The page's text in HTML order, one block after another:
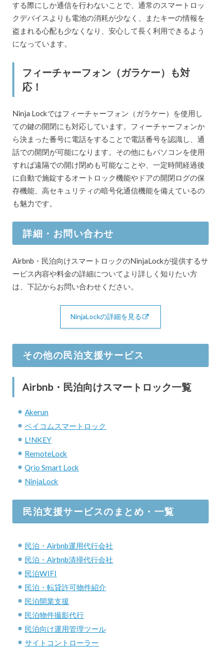
する際にしか通信を行わないことで、通常のスマートロッ
クデバイスよりも電池の消耗が少なく、またキーの情報を
盗まれる心配も少なくなり、安心して長く利用できるよう
になっています。
フィーチャーフォン（ガラケー）も対
応！
Ninja Lockではフィーチャーフォン（ガラケー）を使用し
ての鍵の開閉にも対応しています。フィーチャーフォンか
ら決まった番号に電話をすることで電話番号を認識し、通
話での開閉が可能になります。その他にもパソコンを使用
すれば遠隔での開け閉めも可能なことや、一定時間経過後
に自動で施錠するオートロック機能やドアの開閉ログの保
存機能、高セキュリティの暗号化通信機能を備えているの
も魅力です。
詳細・お問い合わせ
Airbnb・民泊向けスマートロックのNinjaLockが提供するサ
ービス内容や料金の詳細についてより詳しく知りたい方
は、下記からお問い合わせください。
NinjaLockの詳細を見る
その他の民泊支援サービス
Airbnb・民泊向けスマートロック一覧
Akerun
ベイコムスマートロック
L!NKEY
RemoteLock
Qrio Smart Lock
NinjaLock
民泊支援サービスのまとめ・一覧
民泊・Airbnb運用代行会社
民泊・Airbnb清掃代行会社
民泊WIFI
民泊・転貸許可物件紹介
民泊開業支援
民泊物件撮影代行
民泊向け運用管理ツール
サイトコントローラー